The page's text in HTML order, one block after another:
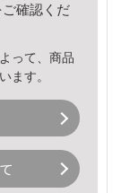
ご確認くだ
って、商品
ます。